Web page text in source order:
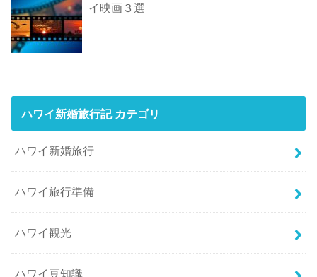
イ映画３選
ハワイ新婚旅行記 カテゴリ
ハワイ新婚旅行
ハワイ旅行準備
ハワイ観光
ハワイ豆知識